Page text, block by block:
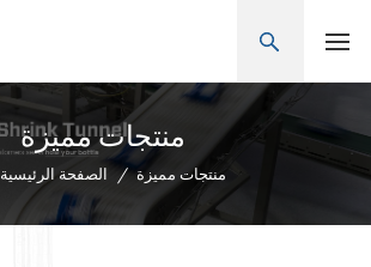
منتجات مميزة
الصفحة الرئيسية / منتجات مميزة